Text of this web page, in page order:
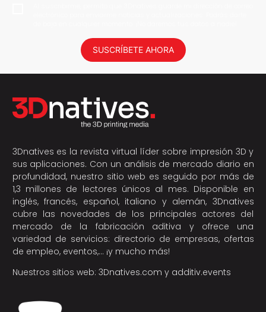
SUSCRÍBETE AHORA
3Dnatives es la revista virtual líder sobre impresión 3D y
sus aplicaciones. Con un análisis de mercado diario en
profundidad, nuestro sitio web es seguido por más de
1,3 millones de lectores únicos al mes. Disponible en
inglés, francés, español, italiano y alemán, 3Dnatives
cubre las novedades de los principales actores del
mercado de la fabricación aditiva y ofrece una
variedad de servicios: directorio de empresas, ofertas
de empleo, eventos,… ¡y mucho más!
Nuestros sitios web: 3Dnatives.com y additiv.events